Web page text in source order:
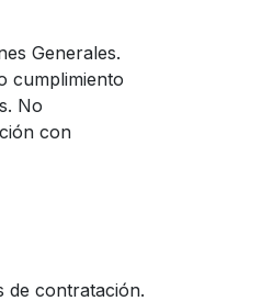
Generales.
cumplimiento
No
con
de contratación.